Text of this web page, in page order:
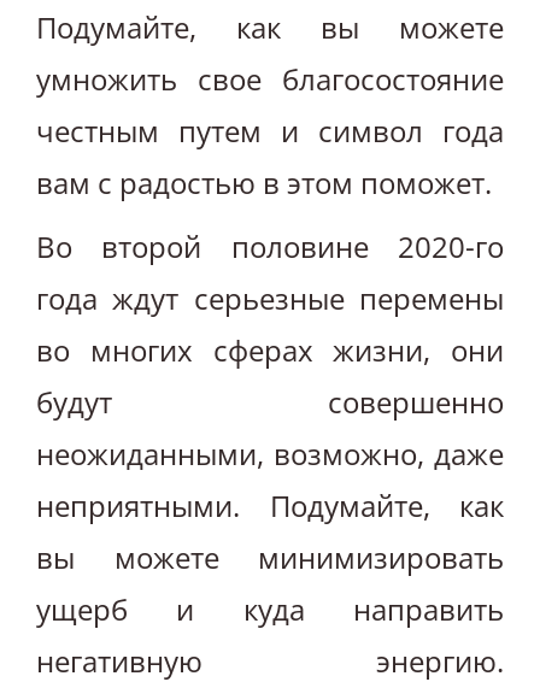
Подумайте, как вы можете
умножить свое благосостояние
честным путем и символ года
вам с радостью в этом поможет.
Во второй половине 2020-го
года ждут серьезные перемены
во многих сферах жизни, они
будут совершенно
неожиданными, возможно, даже
неприятными. Подумайте, как
вы можете минимизировать
ущерб и куда направить
негативную энергию.